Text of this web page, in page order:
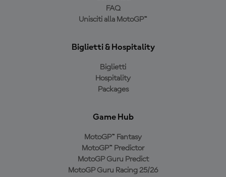
FAQ
Unisciti alla MotoGP™
Biglietti & Hospitality
Biglietti
Hospitality
Packages
Game Hub
MotoGP™ Fantasy
MotoGP™ Predictor
MotoGP Guru Predict
MotoGP Guru Racing 25/26